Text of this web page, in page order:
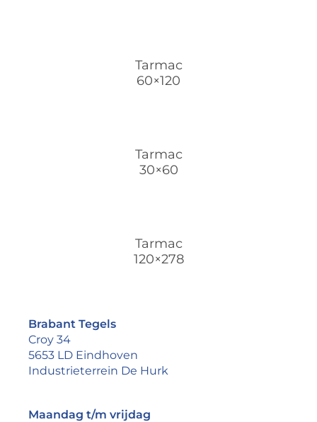
Tarmac
60×120
Tarmac
30×60
Tarmac
120×278
Brabant Tegels
Croy 34
5653 LD Eindhoven
Industrieterrein De Hurk
Maandag t/m vrijdag